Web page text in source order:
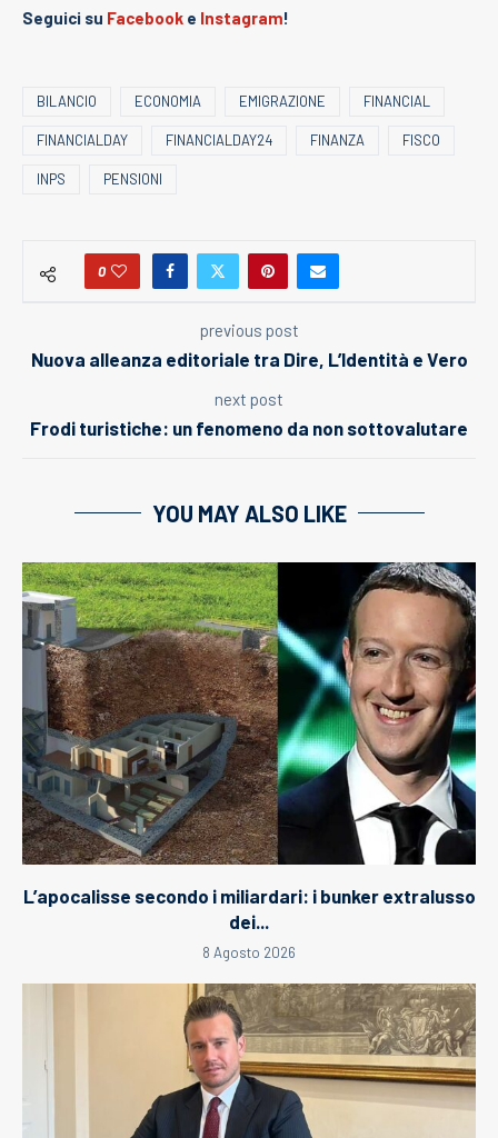
Seguici su Facebook e Instagram!
BILANCIO ECONOMIA EMIGRAZIONE FINANCIAL
FINANCIALDAY FINANCIALDAY24 FINANZA FISCO
INPS PENSIONI
0
previous post
Nuova alleanza editoriale tra Dire, L’Identità e Vero
next post
Frodi turistiche: un fenomeno da non sottovalutare
YOU MAY ALSO LIKE
L’apocalisse secondo i miliardari: i bunker extralusso
dei...
8 Agosto 2026